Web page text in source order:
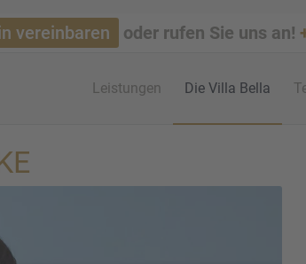
vereinbaren oder rufen Sie uns an!
Leistun­gen Die Villa Bella